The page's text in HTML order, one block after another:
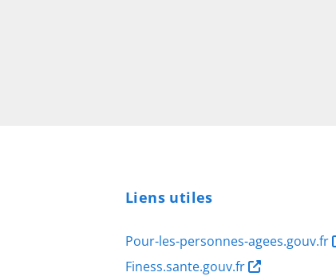
Liens utiles
Pour-les-personnes-agees.gouv.fr
Finess.sante.gouv.fr